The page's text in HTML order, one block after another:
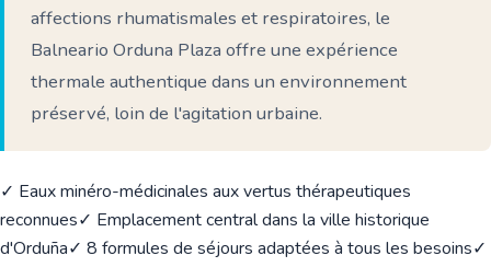
affections rhumatismales et respiratoires, le
Balneario Orduna Plaza offre une expérience
thermale authentique dans un environnement
préservé, loin de l'agitation urbaine.
✓ Eaux minéro-médicinales aux vertus thérapeutiques
reconnues✓ Emplacement central dans la ville historique
d'Orduña✓ 8 formules de séjours adaptées à tous les besoins✓